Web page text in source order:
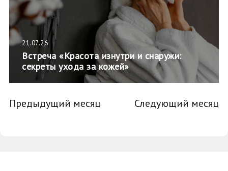
21.07.26
Встреча «Красота изнутри и снаружи:
секреты ухода за кожей»
Предыдущий месяц Следующий месяц